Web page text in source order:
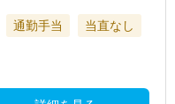
通勤手当
当直なし